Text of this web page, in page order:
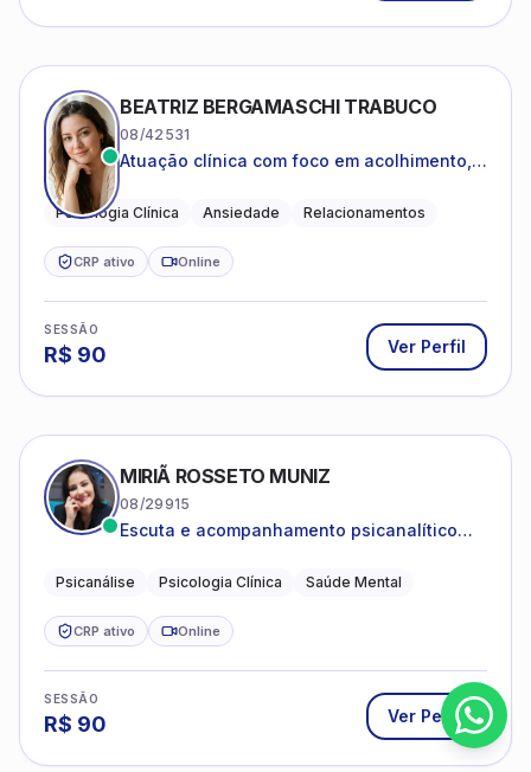
BEATRIZ BERGAMASCHI TRABUCO
08/42531
Atuação clínica com foco em acolhimento,
Psicologia Clínica Ansiedade Relacionamentos
CRP ativo Online
SESSÃO
R$ 90 Ver Perfil
MIRIÃ ROSSETO MUNIZ
08/29915
Escuta e acompanhamento psicanalítico
Psicanálise Psicologia Clínica Saúde Mental
CRP ativo Online
SESSÃO
R$ 90 Ver Perfil